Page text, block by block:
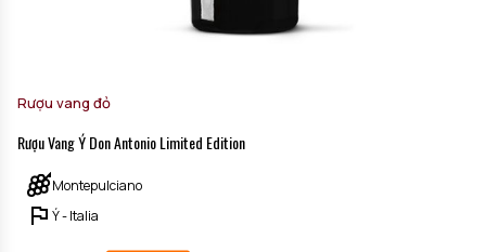
Rượu vang đỏ
Rượu Vang Ý Don Antonio Limited Edition
Montepulciano
Ý - Italia